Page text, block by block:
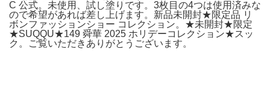
C 公式。未使用、試し塗りです。3枚目の4つは使用済みな
ので希望があれば差し上げます。新品未開封★限定品 リ
ボンファッションショー コレクション。★未開封★限定
★SUQQU★149 舜華 2025 ホリデーコレクション★スッ
ク。ご覧いただきありがとうございます。